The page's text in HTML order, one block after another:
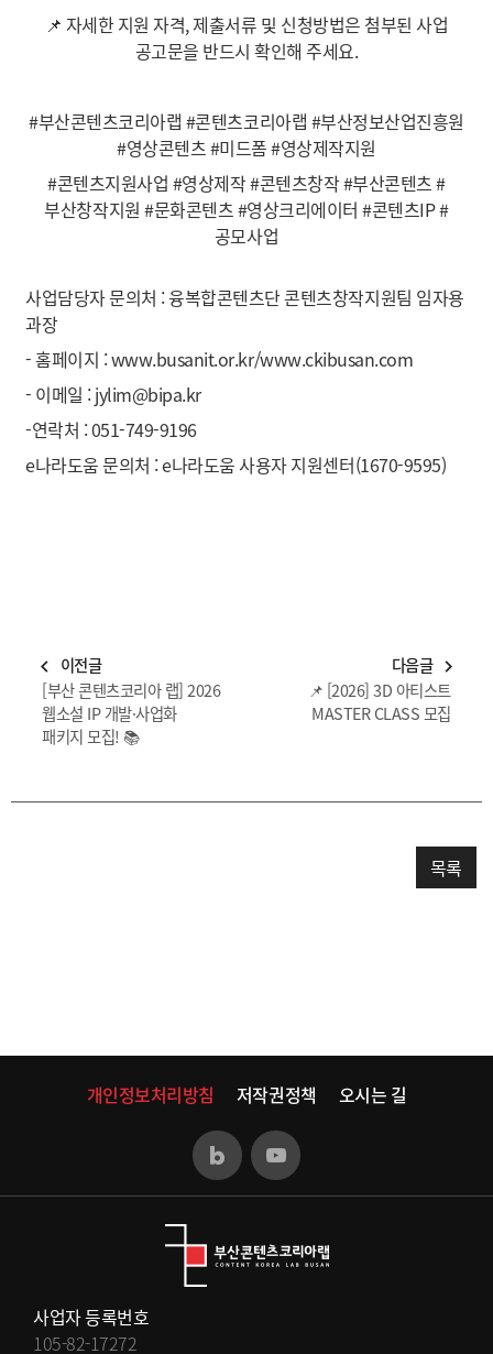
📌 자세한 지원 자격, 제출서류 및 신청방법은 첨부된 사업
공고문을 반드시 확인해 주세요.
#부산콘텐츠코리아랩 #콘텐츠코리아랩 #부산정보산업진흥원
#영상콘텐츠 #미드폼 #영상제작지원
#콘텐츠지원사업 #영상제작 #콘텐츠창작 #부산콘텐츠 #
부산창작지원 #문화콘텐츠 #영상크리에이터 #콘텐츠IP #
공모사업
사업담당자 문의처 : 융복합콘텐츠단 콘텐츠창작지원팀 임자용
과장
- 홈페이지 : www.busanit.or.kr/www.ckibusan.com
- 이메일 : jylim@bipa.kr
-연락처 : 051-749-9196
e나라도움 문의처 : e나라도움 사용자 지원센터(1670-9595)
navigate_before 이전글
[부산 콘텐츠코리아 랩] 2026
웹소설 IP 개발·사업화
패키지 모집! 📚
다음글 navigate_next
📌 [2026] 3D 아티스트
MASTER CLASS 모집
목록
개인정보처리방침 저작권정책 오시는 길
사업자 등록번호
105-82-17272